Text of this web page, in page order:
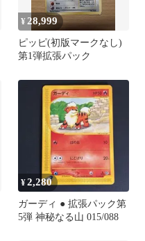
¥ 28,999
ピッピ(初版マークなし)
第1弾拡張パック
¥2,280
ガーディ ● 拡張パック第
5弾 神秘なる山 015/088